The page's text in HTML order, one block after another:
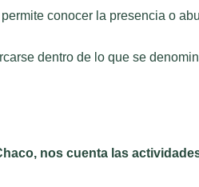
conocer la presencia o
dentro de lo que se
nos cuenta las